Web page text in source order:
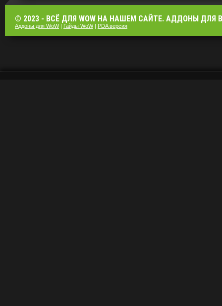
© 2023 - ВСЁ ДЛЯ WOW НА НАШЕМ САЙТЕ. АДДОНЫ ДЛЯ
Аддоны для WoW| Гайды WoW| PDA версия